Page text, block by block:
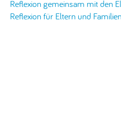
Reflexion gemeinsam mit den
Reflexion für Eltern und Familien